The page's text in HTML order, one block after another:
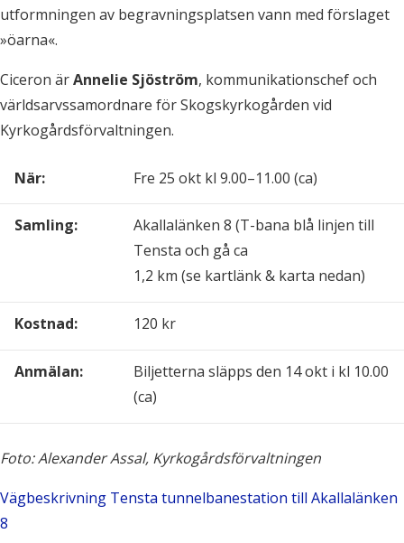
utformningen av begravningsplatsen vann med förslaget
»öarna«.
Ciceron ärAnnelie Sjöström, kommunikationschef och
världsarvssamordnare för Skogskyrkogården vid
Kyrkogårdsförvaltningen.
När: Fre 25 okt kl 9.00–11.00 (ca)
Samling:
Akallalänken 8 (T-bana blå linjen till
Tensta och gå ca
1,2 km (se kartlänk & karta nedan)
Kostnad: 120 kr
Anmälan:
Biljetterna släpps den 14 okt i kl 10.00
(ca)
Foto: Alexander Assal, Kyrkogårdsförvaltningen
Vägbeskrivning Tensta tunnelbanestation till Akallalänken
8